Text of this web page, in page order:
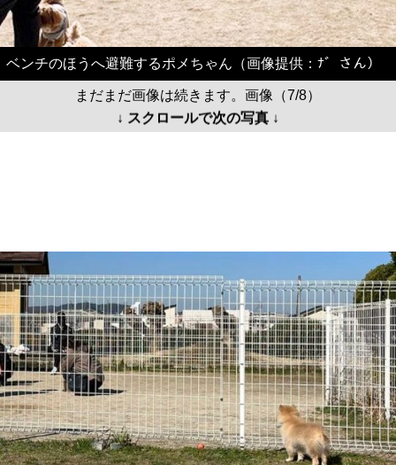
ベンチのほうへ避難するポメちゃん（画像提供：ﾅ゛さん）
まだまだ画像は続きます。画像（7/8）
↓ スクロールで次の写真 ↓